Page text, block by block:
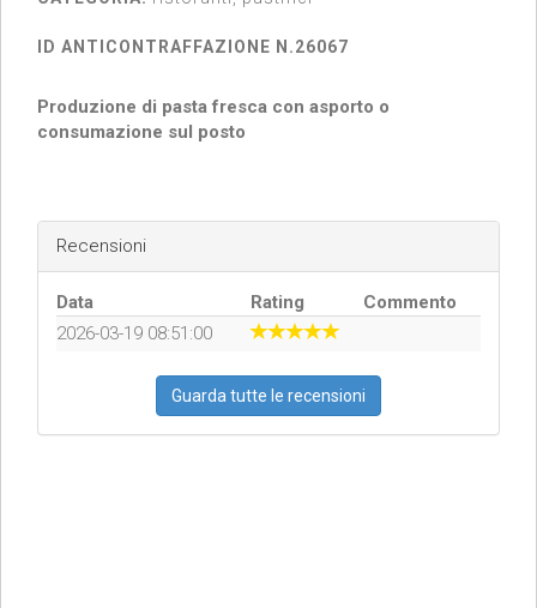
ID ANTICONTRAFFAZIONE N.26067
Produzione di pasta fresca con asporto o
consumazione sul posto
Recensioni
Data Rating
Commento
2026-03-19 08:51:00
Guarda tutte le recensioni